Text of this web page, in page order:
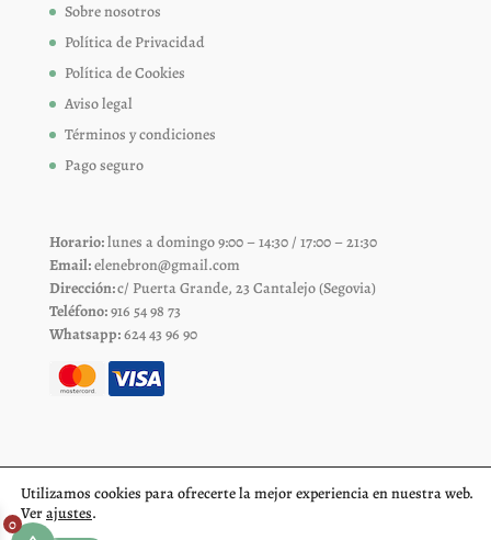
Sobre nosotros
Política de Privacidad
Política de Cookies
Aviso legal
Términos y condiciones
Pago seguro
Horario:lunes a domingo 9:00 – 14:30 / 17:00 – 21:30
Email:elenebron@gmail.com
Dirección:c/ Puerta Grande, 23 Cantalejo (Segovia)
Teléfono:916 54 98 73
Whatsapp:624 43 96 90
Utilizamos cookies para ofrecerte la mejor experiencia en nuestra web.
Verajustes.
0